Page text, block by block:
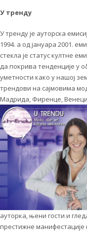
У тренду
У тренду је ауторска
1994. а од јануара 2001.
стекла је статус култне
да покрива тенденције у
уметности како у нашој
трендови на сајмовима
Мадрида, Фиренце,
ауторка, њени гости и
престижне манифестације